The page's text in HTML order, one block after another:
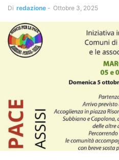
Di redazione - Ottobre 3, 2025